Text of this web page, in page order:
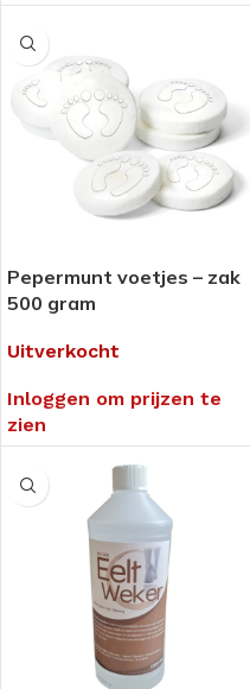
Pepermunt voetjes – zak
500 gram
Uitverkocht
Inloggen om prijzen te
zien